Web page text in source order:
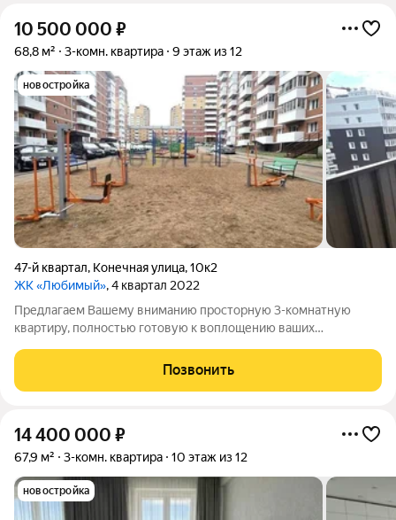
10 500 000 ₽
68,8 м² 3-комн. квартира 9 этаж из 12
новостройка
47-й квартал, Конечная улица,10к2
ЖК «Любимый», 4 квартал 2022
Предлагаем Вашему вниманию просторную 3-комнатную
квартиру, полностью готовую к воплощению ваших
Это идеальное решение для тех, кто хочет обустроить
пространство исключительно под себя
Позвонить
14 400 000 ₽
67,9 м² 3-комн. квартира 10 этаж из 12
новостройка